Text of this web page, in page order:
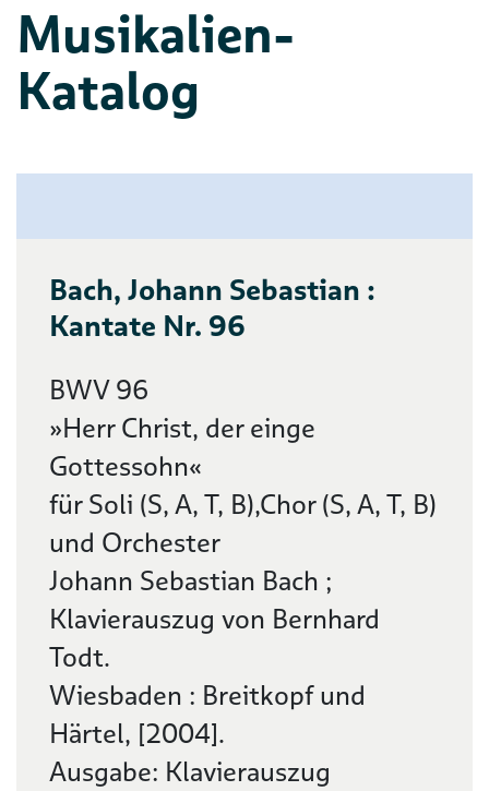
Musikalien-
Katalog
Bach, Johann Sebastian :
Kantate Nr. 96
BWV 96
»Herr Christ, der einge
Gottessohn«
für Soli (S, A, T, B),Chor (S, A, T, B)
und Orchester
Johann Sebastian Bach ;
Klavierauszug von Bernhard
Todt.
Wiesbaden : Breitkopf und
Härtel, [2004].
Ausgabe: Klavierauszug